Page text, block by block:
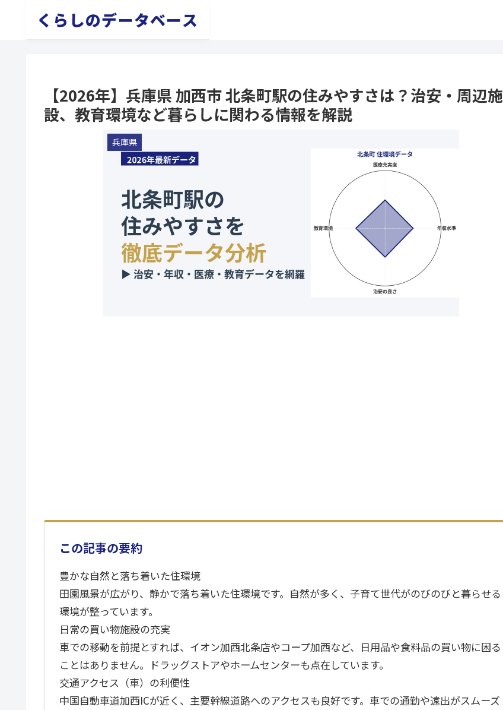
くらしのデータベース
【2026年】兵庫県 加西市 北条町駅の住みやすさは？治安・周辺施
設、教育環境など暮らしに関わる情報を解説
兵庫県
この記事の要約
豊かな自然と落ち着いた住環境
田園風景が広がり、静かで落ち着いた住環境です。自然が多く、子育て世代がのびのびと暮らせる
環境が整っています。
日常の買い物施設の充実
車での移動を前提とすれば、イオン加西北条店やコープ加西など、日用品や食料品の買い物に困る
ことはありません。ドラッグストアやホームセンターも点在しています。
交通アクセス（車）の利便性
中国自動車道加西ICが近く、主要幹線道路へのアクセスも良好です。車での通勤や遠出がスムーズ